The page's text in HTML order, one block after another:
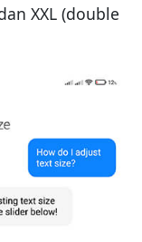
XXL (double